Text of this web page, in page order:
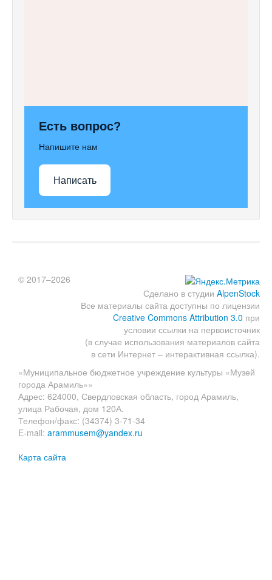
Есть вопрос?
Напишите нам
Написать
Сделано в студии AlpenStock
Все материалы сайта доступны по лицензии
Creative Commons Attribution 3.0 при
условии ссылки на первоисточник
(в случае использования материалов сайта
в сети Интернет – интерактивная ссылка).
© 2017–2026
«Муниципальное бюджетное учреждение культуры «Музей
города Арамиль»»
Адрес: 624000, Свердловская область, город Арамиль,
улица Рабочая, дом 120А.
Телефон/факс: (34374) 3-71-34
E-mail: arammusem@yandex.ru
Карта сайта